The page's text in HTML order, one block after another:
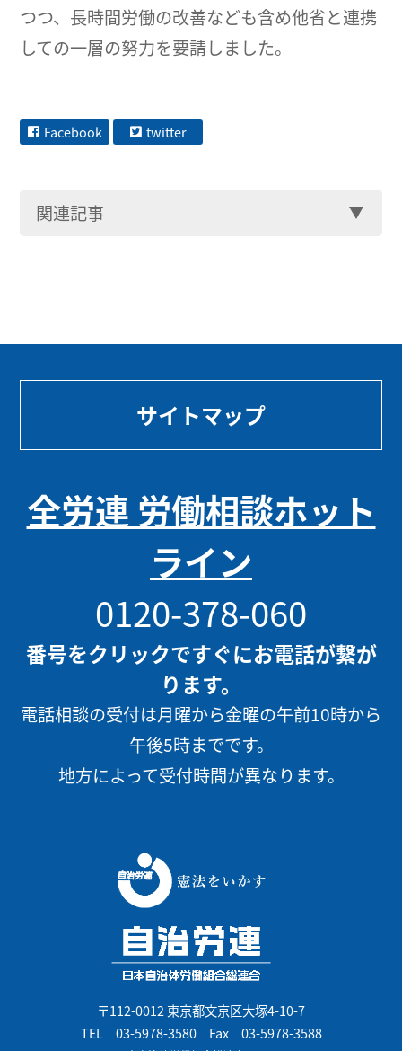
つつ、長時間労働の改善なども含め他省と連携
しての一層の努力を要請しました。
Facebook twitter
関連記事
サイトマップ
全労連 労働相談ホット
ライン
0120-378-060
番号をクリックですぐにお電話が繋が
ります。
電話相談の受付は月曜から金曜の午前10時から
午後5時までです。
地方によって受付時間が異なります。
〒112-0012 東京都文京区大塚4-10-7
TEL 03-5978-3580Fax 03-5978-3588